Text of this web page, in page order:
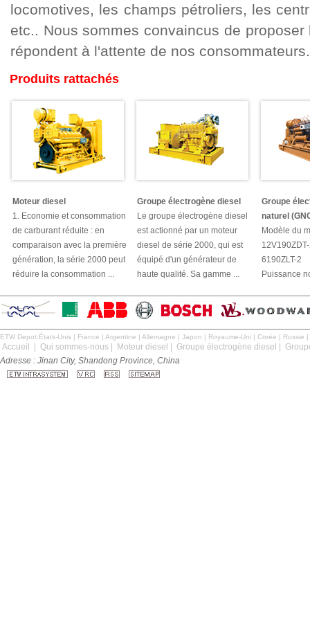
locomotives, les champs pétroliers, les
etc.. Nous sommes convaincus de
répondent à l'attente de nos
Produits rattachés
Moteur diesel
1. Economie et consommation
de carburant réduite : en
comparaison avec la première
génération, la série 2000 peut
réduire la consommation ...
Groupe électrogène diesel
Le groupe électrogène diesel
est actionné par un moteur
diesel de série 2000, qui est
équipé d'un générateur de
haute qualité. Sa gamme ...
Groupe
naturel
Modèle du
6190ZLT-2
Puissance
ETW Depot:États-Unis | France | Argentine | Allemagne | Japon | Royaume-Uni | Corée | Russie |
Accueil Qui sommes-nous Moteur diesel Groupe électrogène diesel
Adresse : Jinan City, Shandong Province, China